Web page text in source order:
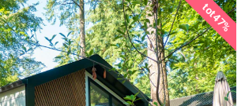
tot
47%